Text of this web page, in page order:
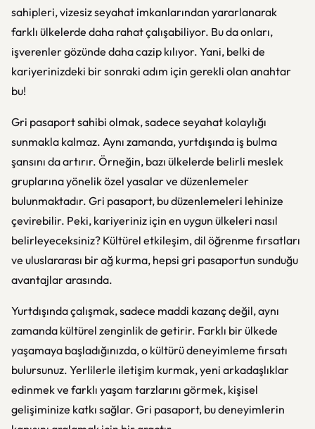
sahipleri, vizesiz seyahat imkanlarından yararlanarak
farklı ülkelerde daha rahat çalışabiliyor. Bu da onları,
işverenler gözünde daha cazip kılıyor. Yani, belki de
kariyerinizdeki bir sonraki adım için gerekli olan anahtar
bu!
Gri pasaport sahibi olmak, sadece seyahat kolaylığı
sunmakla kalmaz. Aynı zamanda, yurtdışında iş bulma
şansını da artırır. Örneğin, bazı ülkelerde belirli meslek
gruplarına yönelik özel yasalar ve düzenlemeler
bulunmaktadır. Gri pasaport, bu düzenlemeleri lehinize
çevirebilir. Peki, kariyeriniz için en uygun ülkeleri nasıl
belirleyeceksiniz? Kültürel etkileşim, dil öğrenme fırsatları
ve uluslararası bir ağ kurma, hepsi gri pasaportun sunduğu
avantajlar arasında.
Yurtdışında çalışmak, sadece maddi kazanç değil, aynı
zamanda kültürel zenginlik de getirir. Farklı bir ülkede
yaşamaya başladığınızda, o kültürü deneyimleme fırsatı
bulursunuz. Yerlilerle iletişim kurmak, yeni arkadaşlıklar
edinmek ve farklı yaşam tarzlarını görmek, kişisel
gelişiminize katkı sağlar. Gri pasaport, bu deneyimlerin